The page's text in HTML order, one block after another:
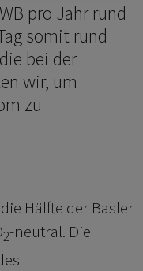
pro Jahr rund
somit rund
bei der
wir, um
zu
Hälfte der Basler
2-neutral. Die